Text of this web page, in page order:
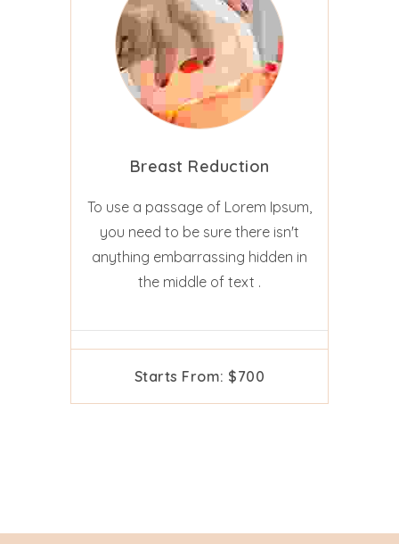
Breast Reduction
To use a passage of Lorem Ipsum,
you need to be sure there isn't
anything embarrassing hidden in
the middle of text .
Starts From: $700